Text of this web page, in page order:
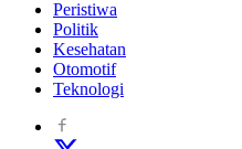
Peristiwa
Politik
Kesehatan
Otomotif
Teknologi